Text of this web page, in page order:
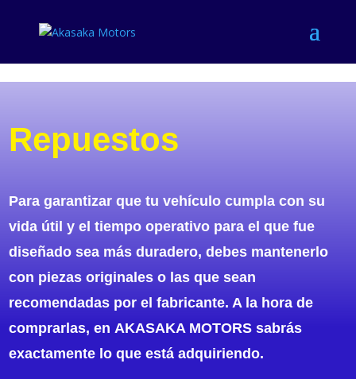
Repuestos
Para garantizar que tu vehículo cumpla con su
vida útil y el tiempo operativo para el que fue
diseñado sea más duradero, debes mantenerlo
con piezas originales o las que sean
recomendadas por el fabricante. A la hora de
comprarlas, enAKASAKA MOTORS sabrás
exactamente lo que está adquiriendo.